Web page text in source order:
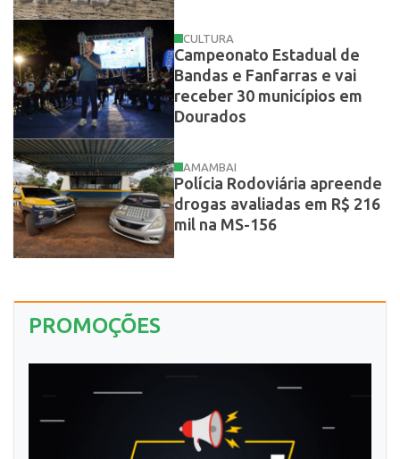
CULTURA
Campeonato Estadual de
Bandas e Fanfarras e vai
receber 30 municípios em
Dourados
AMAMBAI
Polícia Rodoviária apreende
drogas avaliadas em R$ 216
mil na MS-156
PROMOÇÕES